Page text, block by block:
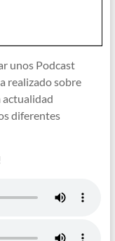
unos Podcast
realizado sobre
actualidad
diferentes